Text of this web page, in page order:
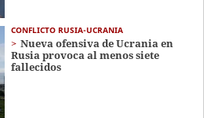
CONFLICTO RUSIA-UCRANIA
Nueva ofensiva de Ucrania en
Rusia provoca al menos siete
fallecidos